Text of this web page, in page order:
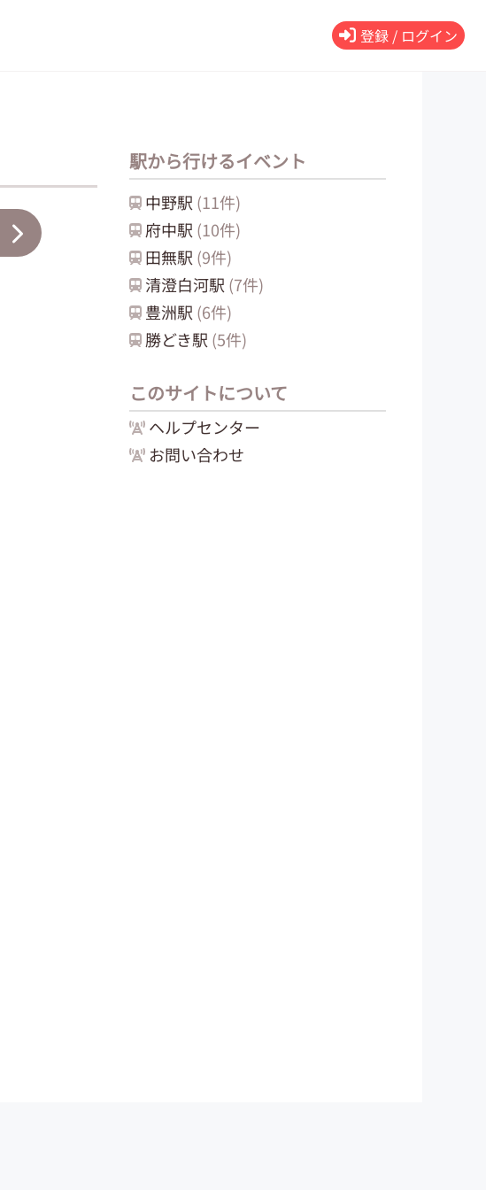
登録 / ログイン
駅から行けるイベント
中野駅 (11件)
府中駅 (10件)
田無駅 (9件)
清澄白河駅 (7件)
豊洲駅 (6件)
勝どき駅 (5件)
このサイトについて
ヘルプセンター
お問い合わせ